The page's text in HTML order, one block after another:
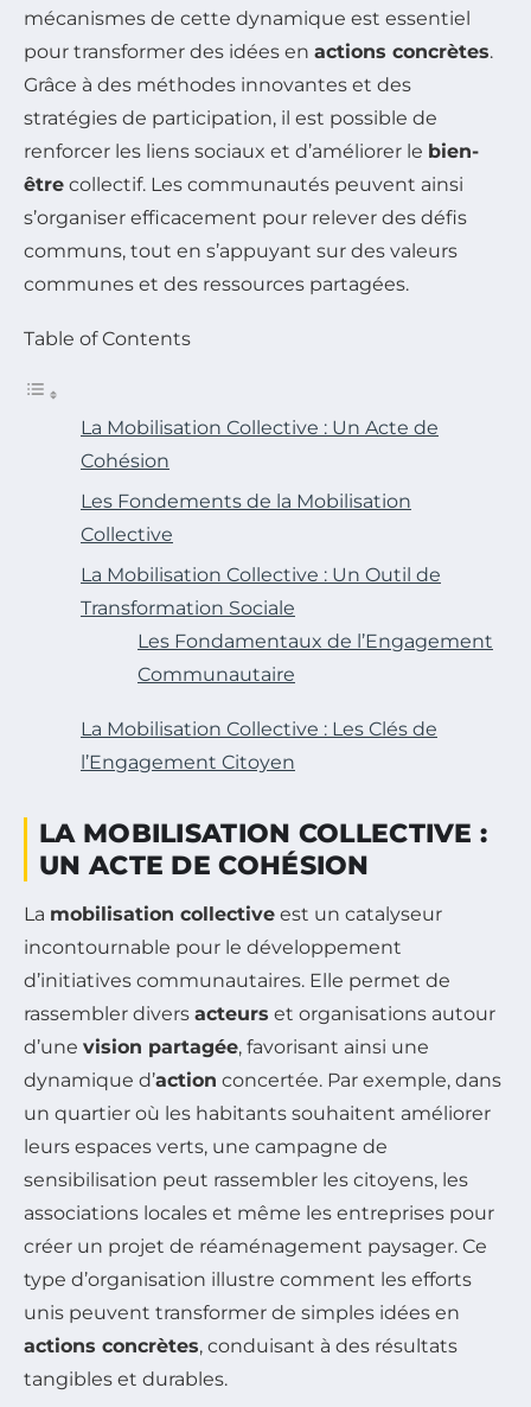
mécanismes de cette dynamique est essentiel
pour transformer des idées en actions concrètes.
Grâce à des méthodes innovantes et des
stratégies de participation, il est possible de
renforcer les liens sociaux et d’améliorer le bien-
être collectif. Les communautés peuvent ainsi
s’organiser efficacement pour relever des défis
communs, tout en s’appuyant sur des valeurs
communes et des ressources partagées.
Table of Contents
La Mobilisation Collective : Un Acte de
Cohésion
Les Fondements de la Mobilisation
Collective
La Mobilisation Collective : Un Outil de
Transformation Sociale
Les Fondamentaux de l’Engagement
Communautaire
La Mobilisation Collective : Les Clés de
l’Engagement Citoyen
LA MOBILISATION COLLECTIVE :
UN ACTE DE COHÉSION
La mobilisation collective est un catalyseur
incontournable pour le développement
d’initiatives communautaires. Elle permet de
rassembler divers acteurs et organisations autour
d’une vision partagée, favorisant ainsi une
dynamique d’action concertée. Par exemple, dans
un quartier où les habitants souhaitent améliorer
leurs espaces verts, une campagne de
sensibilisation peut rassembler les citoyens, les
associations locales et même les entreprises pour
créer un projet de réaménagement paysager. Ce
type d’organisation illustre comment les efforts
unis peuvent transformer de simples idées en
actions concrètes, conduisant à des résultats
tangibles et durables.